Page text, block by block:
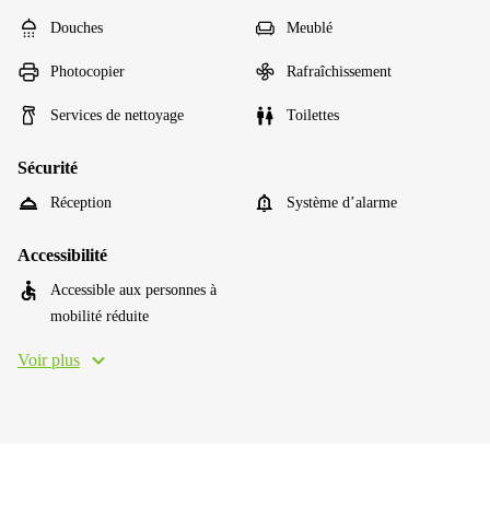
Douches Meublé
Photocopier Rafraîchissement
Services de nettoyage Toilettes
Sécurité
Réception Système d’alarme
Accessibilité
Accessible aux personnes à
mobilité réduite
Voir plus